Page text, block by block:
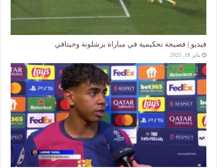
فيديو | فضيحة تحكيمية في مباراة برشلونة وخيتافي
يناير 18, 2025